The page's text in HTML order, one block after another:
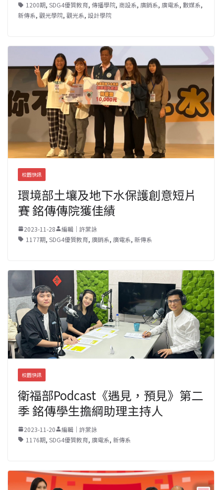
1200期, SDG4優質教育, 傳播學院, 商設系, 廣銷系, 廣電系, 數媒系,
新傳系, 觀光學院, 觀光系, 設計學院
校園快訊
環境部土壤及地下水保護創意短片
賽 銘傳傳院獲佳績
2023-11-28
編輯｜許棠詠
1177期, SDG4優質教育, 廣銷系, 廣電系, 新傳系
校園快訊
衛福部Podcast《遇見，預見》第二
季 銘傳學生擔綱助理主持人
2023-11-20
編輯｜許棠詠
1176期, SDG4優質教育, 廣電系, 新傳系